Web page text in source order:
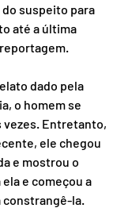
suspeito para
até a última
dado pela
o homem se
vezes. Entretanto,
ele chegou
e mostrou o
e começou a
la.